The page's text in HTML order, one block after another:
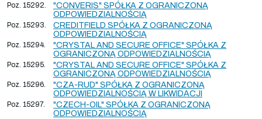
Poz. 15292.
"CONVERIS" SPÓŁKA Z OGRANICZONĄ
ODPOWIEDZIALNOŚCIĄ
Poz. 15293.
CREDITFIELD SPÓŁKA Z OGRANICZONĄ
ODPOWIEDZIALNOŚCIĄ
Poz. 15294.
"CRYSTAL AND SECURE OFFICE" SPÓŁKA Z
OGRANICZONĄ ODPOWIEDZIALNOŚCIĄ
Poz. 15295.
"CRYSTAL AND SECURE OFFICE" SPÓŁKA Z
OGRANICZONĄ ODPOWIEDZIALNOŚCIĄ
Poz. 15296.
"CZA-RUD" SPÓŁKA Z OGRANICZONĄ
ODPOWIEDZIALNOŚCIĄ W LIKWIDACJI
Poz. 15297.
"CZECH-OIL" SPÓŁKA Z OGRANICZONĄ
ODPOWIEDZIALNOŚCIĄ